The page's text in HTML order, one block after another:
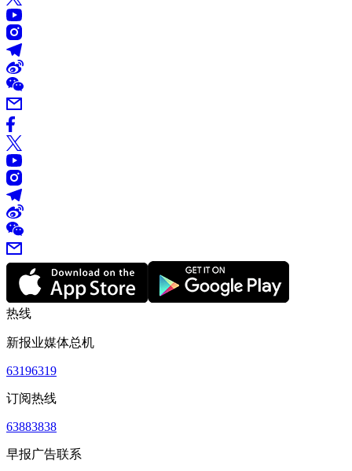
热线
新报业媒体总机
63196319
订阅热线
63883838
早报广告联系